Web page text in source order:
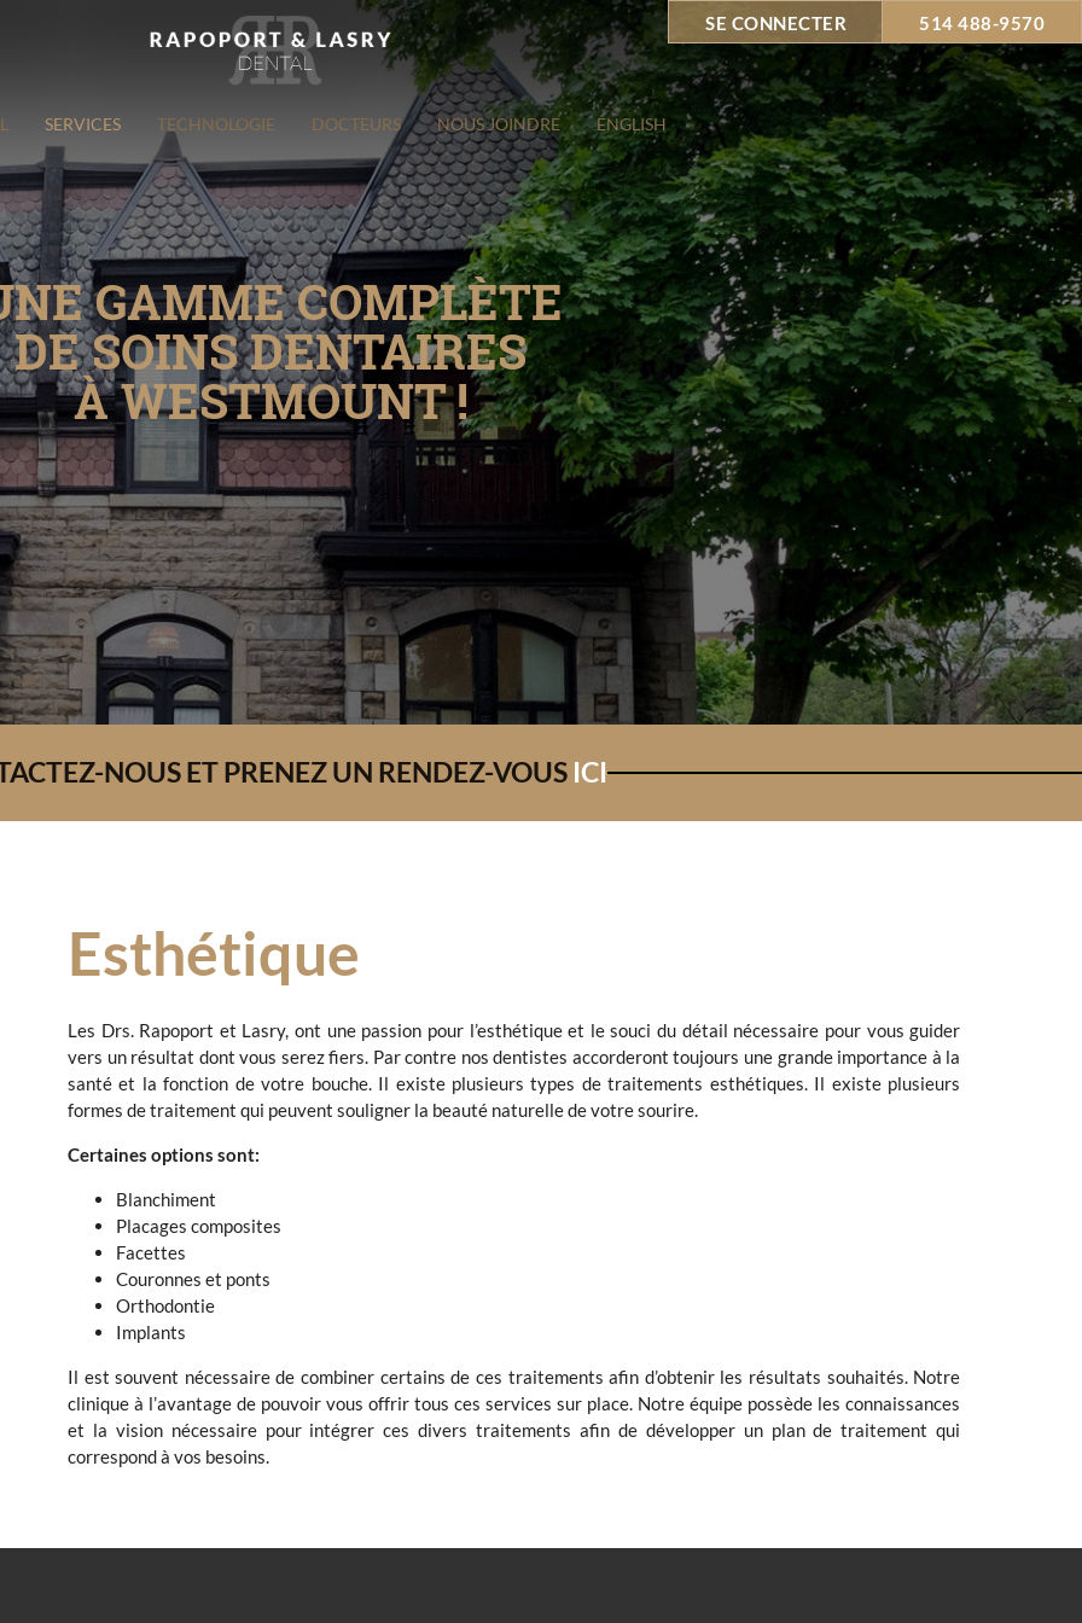
SERVICES TECHNOLOGIE DOCTEURS NOUS JOINDRE ENGLISH
SE CONNECTER 514 488-9570
GAMME COMPLÈTE
DE SOINS DENTAIRES
À WESTMOUNT !
NOUS ET PRENEZ UN RENDEZ-VOUS ICI
Esthétique
Les Drs. Rapoport et Lasry, ont une passion pour l’esthétiqueet le souci du détail nécessaire pour vous guider
vers un résultat dont vous serez fiers. Par contre nos dentistes accorderont toujours une grande importance à la
santé et la fonction de votre bouche. Il existe plusieurs types de traitements esthétiques. Il existe plusieurs
formes de traitement qui peuvent souligner la beauté naturelle de votre sourire.
Certaines options sont:
Blanchiment
Placages composites
Facettes
Couronnes et ponts
Orthodontie
Implants
Il est souvent nécessaire de combiner certains de ces traitements afin d’obtenir les résultats souhaités. Notre
clinique à l’avantage de pouvoir vous offrir tous ces services sur place. Notre équipe possède les connaissances
et la vision nécessaire pour intégrer ces divers traitements afin de développer un plan de traitement qui
correspond à vos besoins.